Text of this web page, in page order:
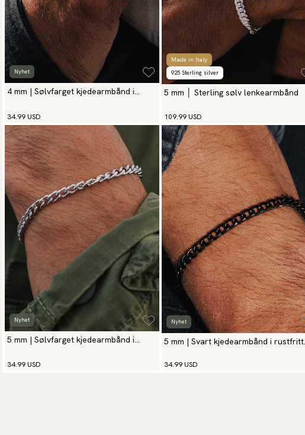
Nyhet
4 mm | Sølvfarget kjedearmbånd i
34.99 USD
Made in Italy
925 Sterling silver
5 mm │ Sterling sølv lenkearmbånd
109.99 USD
Nyhet
5 mm | Sølvfarget kjedearmbånd i
34.99 USD
Nyhet
5 mm | Svart kjedearmbånd i rustfritt
34.99 USD